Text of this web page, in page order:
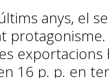
anys, el
exportacions
16 p. p. en